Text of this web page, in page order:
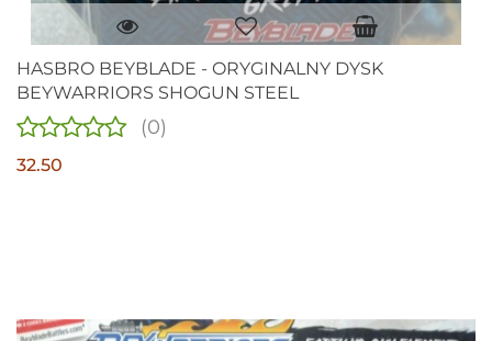
HASBRO BEYBLADE - ORYGINALNY DYSK
BEYWARRIORS SHOGUN STEEL
(0)
32.50